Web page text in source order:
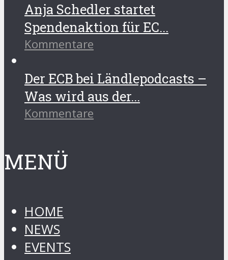
Anja Schedler startet
Spendenaktion für EC...
Kommentare
Der ECB bei Ländlepodcasts –
Was wird aus der...
Kommentare
MENÜ
HOME
NEWS
EVENTS